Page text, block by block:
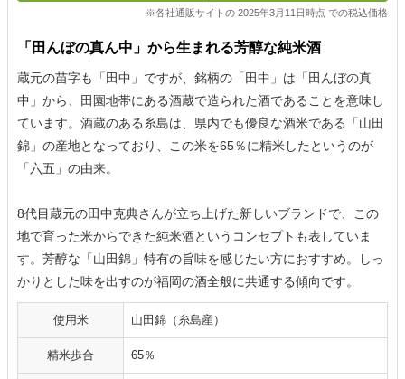
※各社通販サイトの 2025年3月11日時点 での税込価格
「田んぼの真ん中」から生まれる芳醇な純米酒
蔵元の苗字も「田中」ですが、銘柄の「田中」は「田んぼの真
中」から、田園地帯にある酒蔵で造られた酒であることを意味し
ています。酒蔵のある糸島は、県内でも優良な酒米である「山田
錦」の産地となっており、この米を65％に精米したというのが
「六五」の由来。
8代目蔵元の田中克典さんが立ち上げた新しいブランドで、この
地で育った米からできた純米酒というコンセプトも表していま
す。芳醇な「山田錦」特有の旨味を感じたい方におすすめ。しっ
かりとした味を出すのが福岡の酒全般に共通する傾向です。
使用米 山田錦（糸島産）
精米歩合 65％